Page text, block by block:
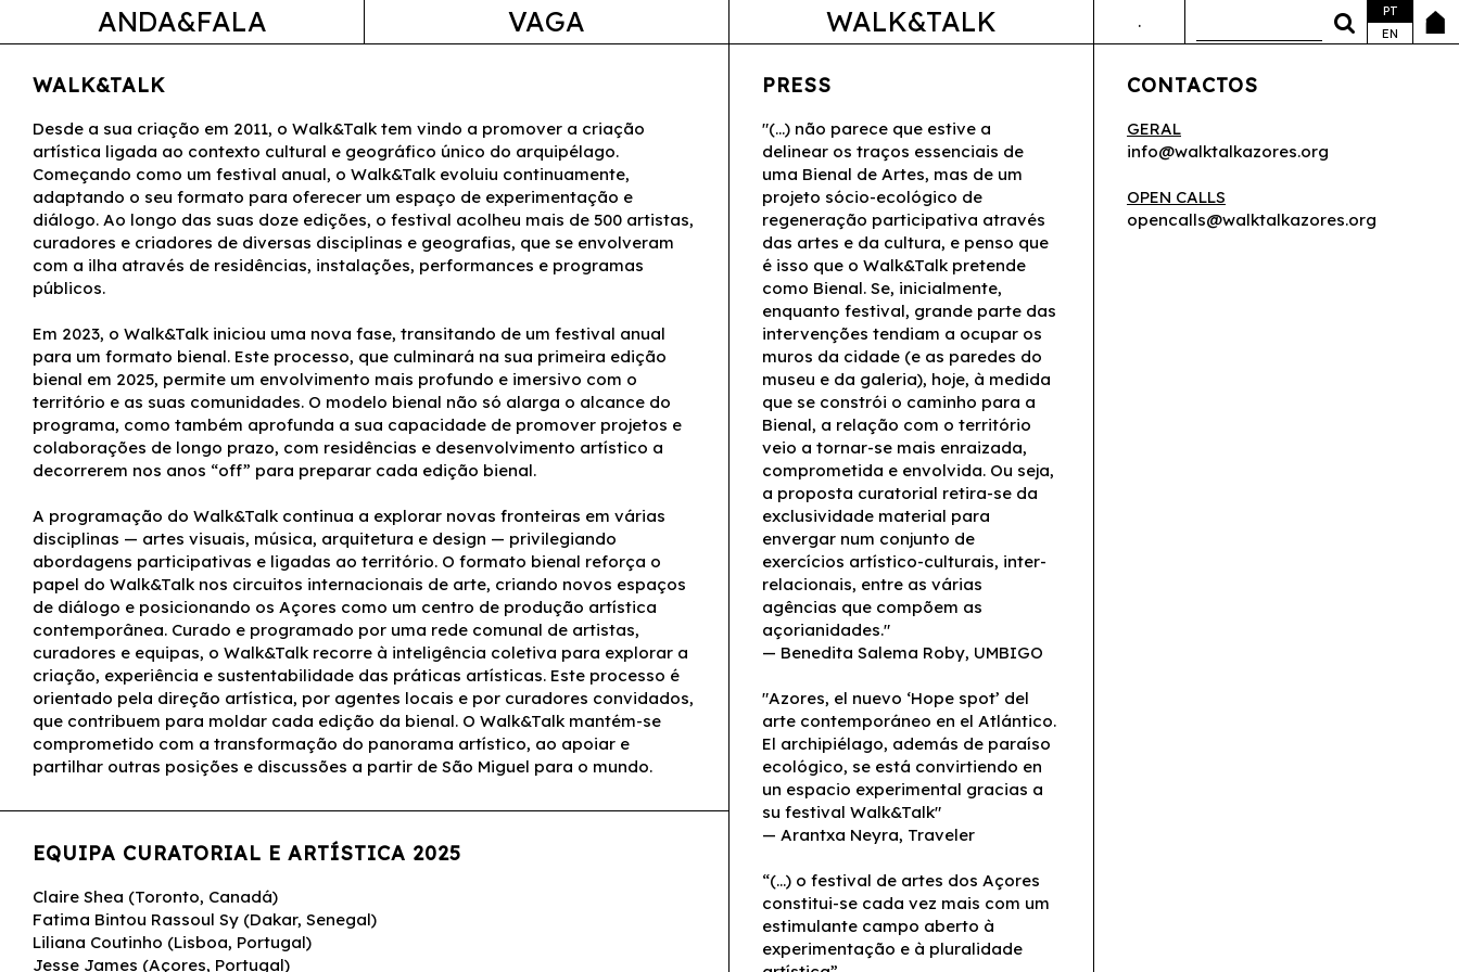
ANDA&FALA
ANDA&FALA VAGA WALK&TALK .
PT
EN
WALK&TALK
Desde a sua criação em 2011, o Walk&Talk tem vindo a promover a criação
artística ligada ao contexto cultural e geográfico único do arquipélago.
Começando como um festival anual, o Walk&Talk evoluiu continuamente,
adaptando o seu formato para oferecer um espaço de experimentação e
diálogo. Ao longo das suas doze edições, o festival acolheu mais de 500 artistas,
curadores e criadores de diversas disciplinas e geografias, que se envolveram
com a ilha através de residências, instalações, performances e programas
públicos.
Em 2023, o Walk&Talk iniciou uma nova fase, transitando de um festival anual
para um formato bienal. Este processo, que culminará na sua primeira edição
bienal em 2025, permite um envolvimento mais profundo e imersivo com o
território e as suas comunidades. O modelo bienal não só alarga o alcance do
programa, como também aprofunda a sua capacidade de promover projetos e
colaborações de longo prazo, com residências e desenvolvimento artístico a
decorrerem nos anos “off” para preparar cada edição bienal.
A programação do Walk&Talk continua a explorar novas fronteiras em várias
disciplinas — artes visuais, música, arquitetura e design — privilegiando
abordagens participativas e ligadas ao território. O formato bienal reforça o
papel do Walk&Talk nos circuitos internacionais de arte, criando novos espaços
de diálogo e posicionando os Açores como um centro de produção artística
contemporânea. Curado e programado por uma rede comunal de artistas,
curadores e equipas, o Walk&Talk recorre à inteligência coletiva para explorar a
criação, experiência e sustentabilidade das práticas artísticas. Este processo é
orientado pela direção artística, por agentes locais e por curadores convidados,
que contribuem para moldar cada edição da bienal. O Walk&Talk mantém-se
comprometido com a transformação do panorama artístico, ao apoiar e
partilhar outras posições e discussões a partir de São Miguel para o mundo.
EQUIPA CURATORIAL E ARTÍSTICA 2025
Claire Shea (Toronto, Canadá)
Fatima Bintou Rassoul Sy (Dakar, Senegal)
Liliana Coutinho (Lisboa, Portugal)
Jesse James (Açores, Portugal)
PRESS
"(...) não parece que estive a
delinear os traços essenciais de
uma Bienal de Artes, mas de um
projeto sócio-ecológico de
regeneração participativa através
das artes e da cultura, e penso que
é isso que o Walk&Talk pretende
como Bienal. Se, inicialmente,
enquanto festival, grande parte das
intervenções tendiam a ocupar os
muros da cidade (e as paredes do
museu e da galeria), hoje, à medida
que se constrói o caminho para a
Bienal, a relação com o território
veio a tornar-se mais enraizada,
comprometida e envolvida. Ou seja,
a proposta curatorial retira-se da
exclusividade material para
envergar num conjunto de
exercícios artístico-culturais, inter-
relacionais, entre as várias
agências que compõem as
açorianidades."
— Benedita Salema Roby, UMBIGO
"Azores, el nuevo ‘Hope spot’ del
arte contemporáneo en el Atlántico.
El archipiélago, además de paraíso
ecológico, se está convirtiendo en
un espacio experimental gracias a
su festival Walk&Talk"
— Arantxa Neyra, Traveler
“(...) o festival de artes dos Açores
constitui-se cada vez mais com um
estimulante campo aberto à
experimentação e à pluralidade
CONTACTOS
GERAL
info@walktalkazores.org
OPEN CALLS
opencalls@walktalkazores.org